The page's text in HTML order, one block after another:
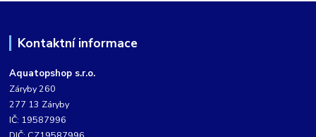
Kontaktní informace
Aquatopshop s.r.o.
Záryby 260
277 13 Záryby
IČ: 19587996